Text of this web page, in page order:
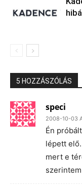
5 HOZZÁSZÓLÁS
speci
2008-10-03
Én
lépett
mert e